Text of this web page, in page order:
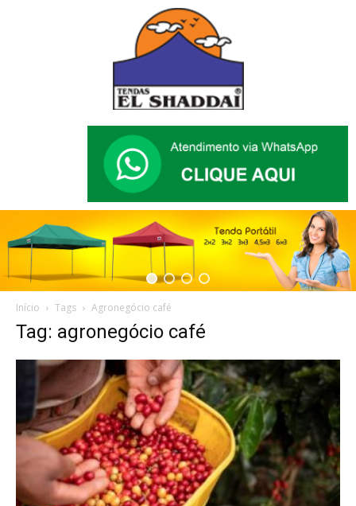
Início Tags Agronegócio café
Tag: agronegócio café